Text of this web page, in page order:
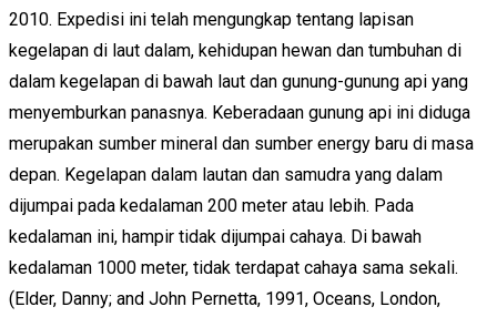
2010. Expedisi ini telah mengungkap tentang lapisan
kegelapan di laut dalam, kehidupan hewan dan tumbuhan di
dalam kegelapan di bawah laut dan gunung-gunung api yang
menyemburkan panasnya. Keberadaan gunung api ini diduga
merupakan sumber mineral dan sumber energy baru di masa
depan. Kegelapan dalam lautan dan samudra yang dalam
dijumpai pada kedalaman 200 meter atau lebih. Pada
kedalaman ini, hampir tidak dijumpai cahaya. Di bawah
kedalaman 1000 meter, tidak terdapat cahaya sama sekali.
(Elder, Danny; and John Pernetta, 1991, Oceans, London,